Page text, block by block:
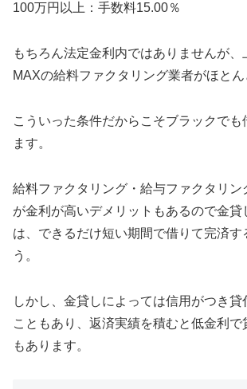
100万円以上：手数料15.00％
もちろん法定金利内ではありませんが、
MAXの給料ファクタリング業者がほとん
こういった条件だからこそブラックでも
ます。
給料ファクタリング・給与ファクタリン
が金利が高いデメリットもあるので金貸
は、できるだけ短い期間で借りて完済す
う。
しかし、金貸しによっては信用がつき貸
こともあり、返済実績を積むと低金利で
もあります。